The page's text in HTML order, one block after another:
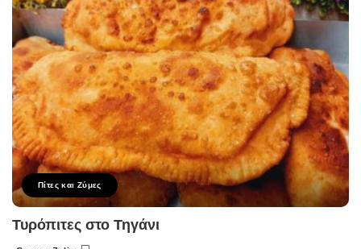
Πίτες και Ζύμες
Τυρόπιτες στο Τηγάνι